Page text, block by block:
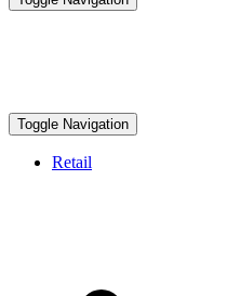
Toggle Navigation
Retail